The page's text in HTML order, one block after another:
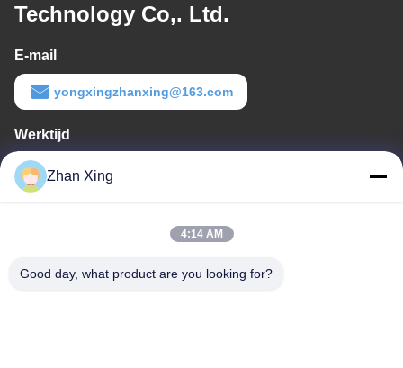
Technology Co,. Ltd.
E-mail
yongxingzhanxing@163.com
Werktijd
8:00-20:00
Ons adres
de bijlage bij Verordening (EG) nr. 1225/2009 vermelde
Zhan Xing
4:14 AM
Good day, what product are you looking for?